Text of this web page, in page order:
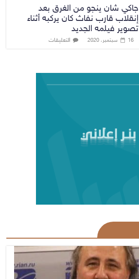
جاكي شان ينجو من الغرق بعد
إنقلاب قارب نفاث كان يركبه أثناء
تصوير فيلمه الجديد
16 سبتمبر، 2020 التعليقات